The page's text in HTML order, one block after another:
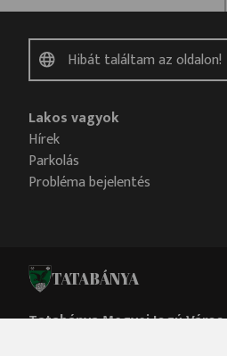
Lakos vagyok
Hírek
Parkolás
Probléma bejelentés
TATABÁNYA
Tatabánya Megyei Jogú Város